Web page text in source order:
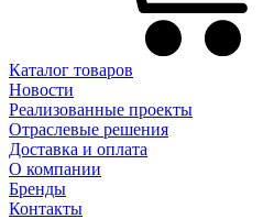
Каталог товаров
Новости
Реализованные проекты
Отраслевые решения
Доставка и оплата
О компании
Бренды
Контакты